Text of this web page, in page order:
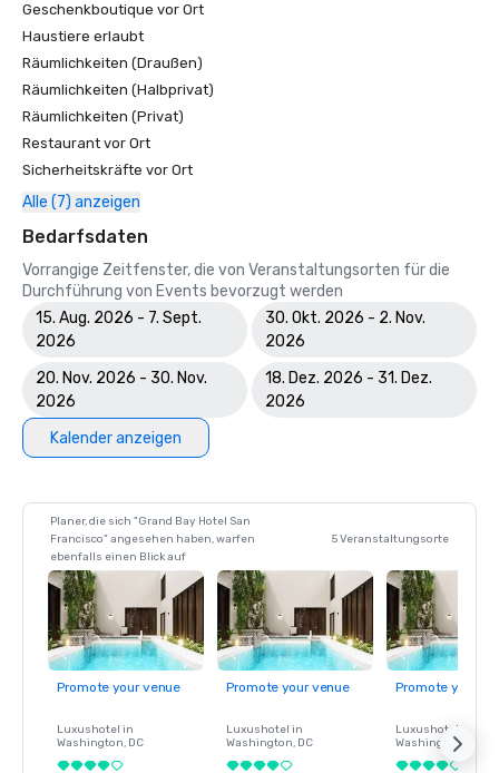
Geschenkboutique vor Ort
Haustiere erlaubt
Räumlichkeiten (Draußen)
Räumlichkeiten (Halbprivat)
Räumlichkeiten (Privat)
Restaurant vor Ort
Sicherheitskräfte vor Ort
Alle (7) anzeigen
Bedarfsdaten
Vorrangige Zeitfenster, die von Veranstaltungsorten für die
Durchführung von Events bevorzugt werden
15. Aug. 2026 - 7. Sept.
2026
30. Okt. 2026 - 2. Nov.
2026
20. Nov. 2026 - 30. Nov.
2026
18. Dez. 2026 - 31. Dez.
2026
Kalender anzeigen
Planer, die sich "Grand Bay Hotel San
Francisco" angesehen haben, warfen
ebenfalls einen Blick auf
5 Veranstaltungsorte
Promote your venue
Luxushotel in
Washington, DC
Promote your venue
Luxushotel in
Washington, DC
Promote your
Luxushotel in
Washington